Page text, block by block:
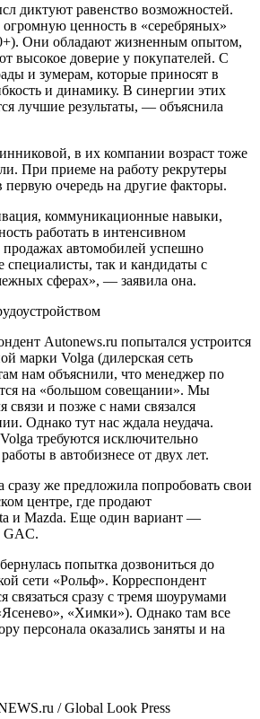
диктуют равенство возможностей.
ценность в «серебряных»
Они обладают жизненным опытом,
высокое доверие у покупателей. С
и зумерам, которые приносят в
и динамику. В синергии этих
лучшие результаты, — объяснила
в их компании возраст тоже
При приеме на работу рекрутеры
очередь на другие факторы.
коммуникационные навыки,
работать в интенсивном
автомобилей успешно
специалисты, так и кандидаты с
сферах», — заявила она.
Autonews.ru попытался устроится
марки Volga (дилерская сеть
нам объяснили, что менеджер по
на «большом совещании». Мы
связи и позже с нами связался
Однако тут нас ждала неудача.
требуются исключительно
в автобизнесе от двух лет.
сразу же предложила попробовать свои
центре, где продают
и Mazda. Еще один вариант —
GAC.
попытка дозвониться до
сети «Рольф». Корреспондент
связаться сразу с тремя шоурумами
«Химки»). Однако там все
персонала оказались заняты и на
/ Global Look Press